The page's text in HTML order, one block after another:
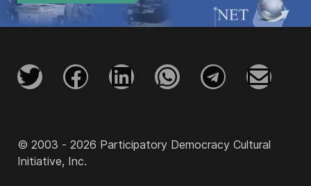
© 2003 - 2026 Participatory Democracy Cultural
Initiative, Inc.